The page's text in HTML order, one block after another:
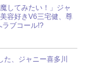
魔してみたい！」ジャ
容好きV6三宅健、尊
ラブコール!?
た、ジャニー喜多川